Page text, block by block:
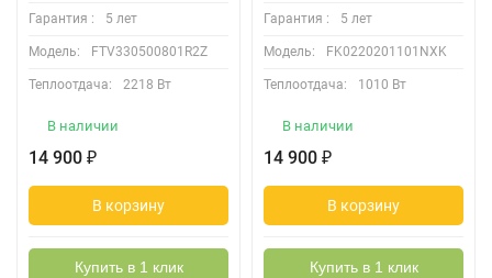
Гарантия : 5 лет
Модель: FTV330500801R2Z
Теплоотдача: 2218 Вт
В наличии
14 900 ₽
В корзину
Купить в 1 клик
Гарантия : 5 лет
Модель: FK0220201101NXK
Теплоотдача: 1010 Вт
В наличии
14 900 ₽
В корзину
Купить в 1 клик